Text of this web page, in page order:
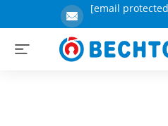
[email